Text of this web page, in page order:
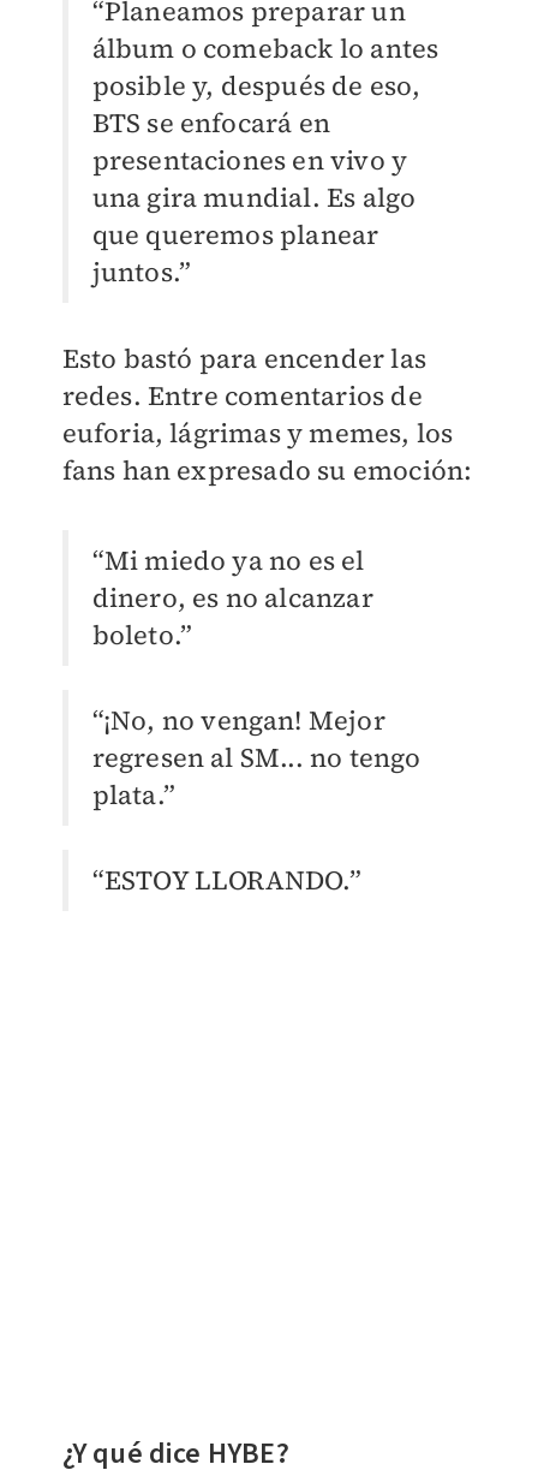
“Planeamos preparar un
álbum o comeback lo antes
posible y, después de eso,
BTS se enfocará en
presentaciones en vivo y
una gira mundial. Es algo
que queremos planear
juntos.”
Esto bastó para encender las
redes. Entre comentarios de
euforia, lágrimas y memes, los
fans han expresado su emoción:
“Mi miedo ya no es el
dinero, es no alcanzar
boleto.”
“¡No, no vengan! Mejor
regresen al SM... no tengo
plata.”
“ESTOY LLORANDO.”
¿Y qué dice HYBE?